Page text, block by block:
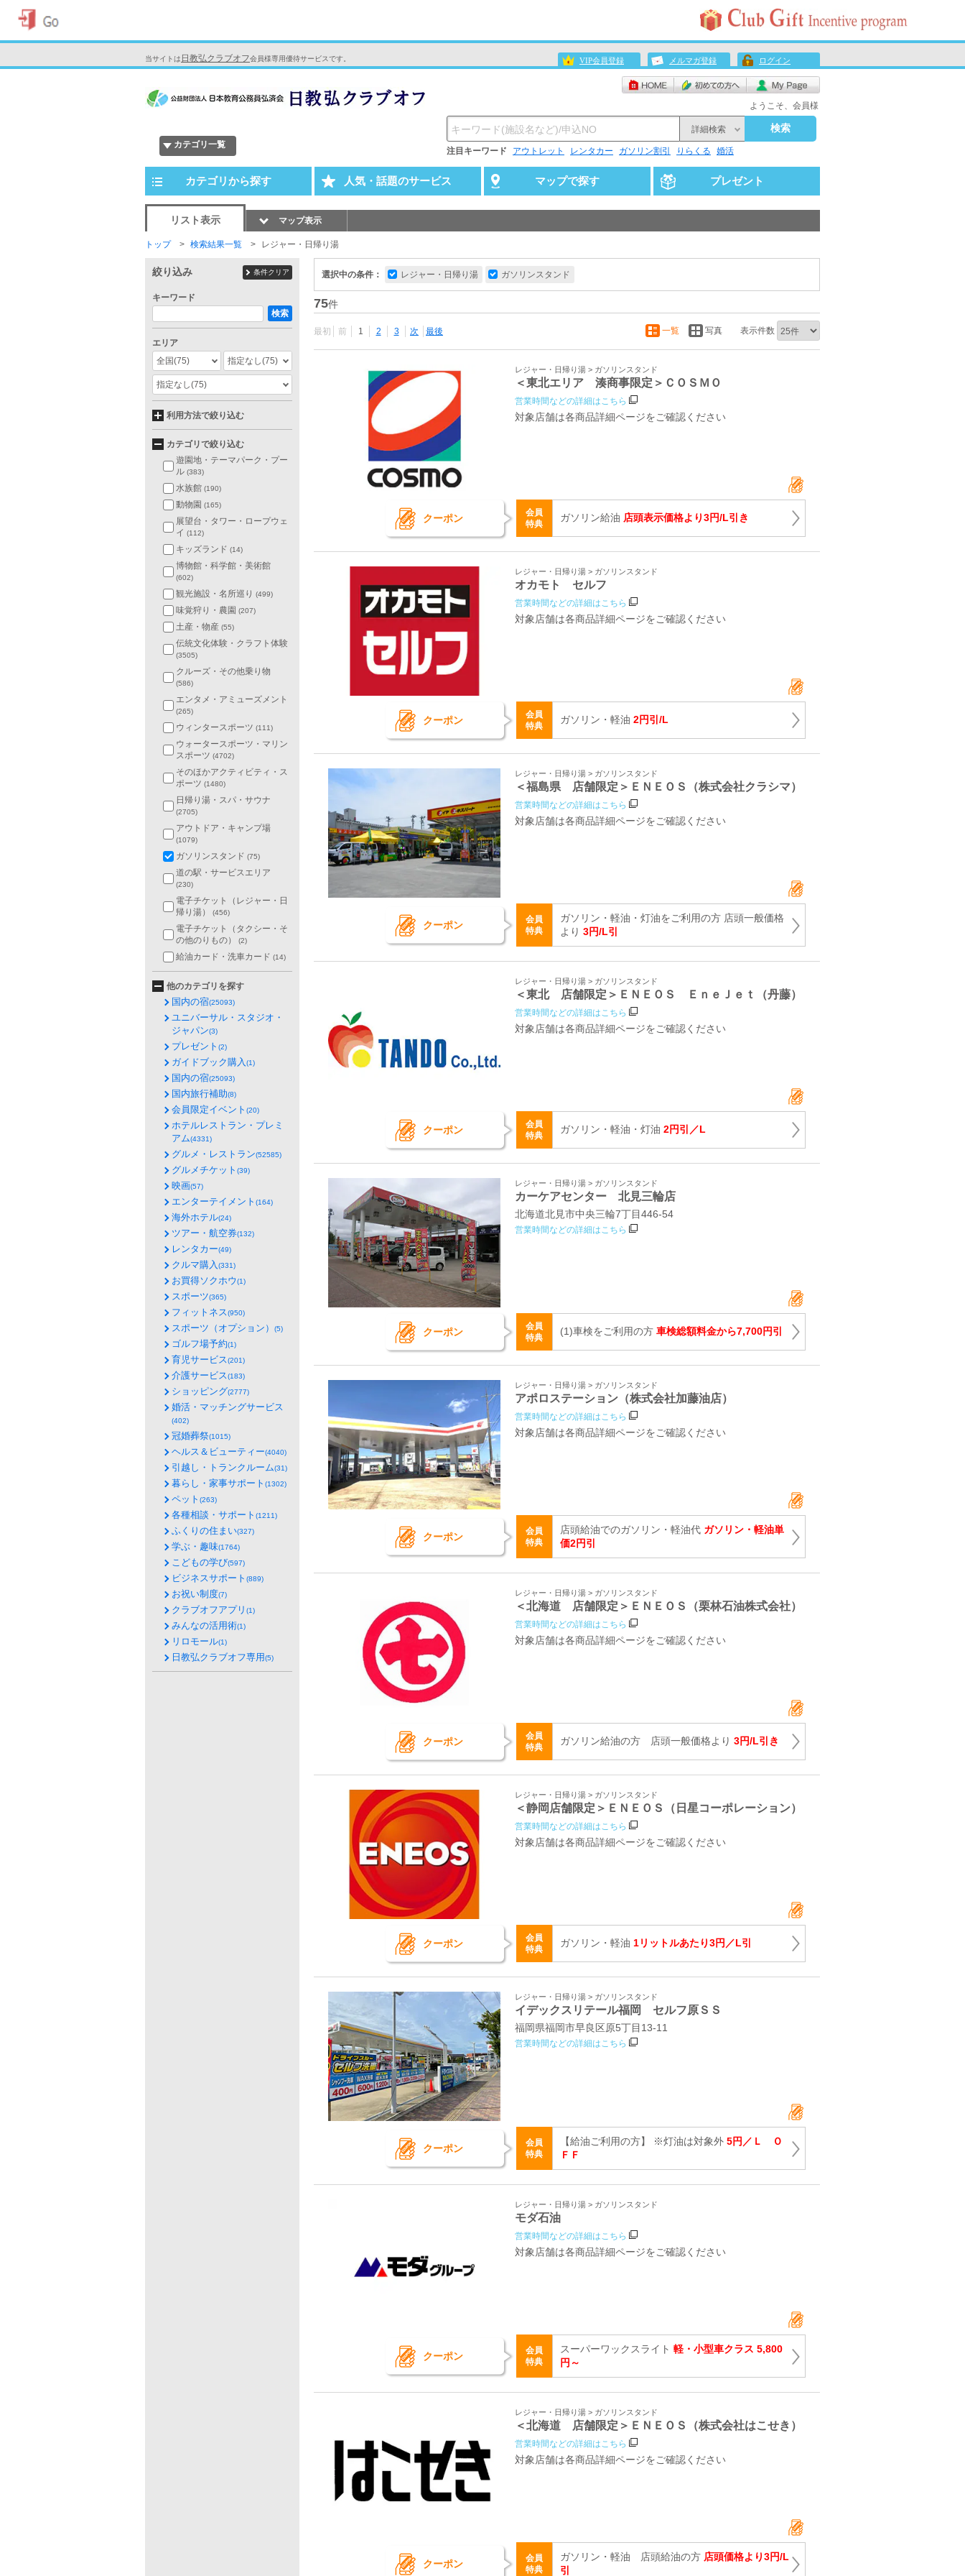
当サイトは 日教弘クラブオフ会員様専用優待サービスです。 VIP会員登録 メルマガ登録 ログイン
ようこそ、会員様
カテゴリ一覧
詳細検索 検索
注目キーワード アウトレット レンタカー ガソリン割引 りらくる 婚活
カテゴリから探す 人気・話題のサービス マップで探す プレゼント
リスト表示 マップ表示
トップ 検索結果一覧 レジャー・日帰り湯
選択中の条件： レジャー・日帰り湯 ガソリンスタンド
75件
最初 前 1 2 3 次 最後 一覧 写真 表示件数
レジャー・日帰り湯 > ガソリンスタンド
＜東北エリア 湊商事限定＞ＣＯＳＭＯ
営業時間などの詳細はこちら
対象店舗は各商品詳細ページをご確認ください
クーポン
会員
特典
ガソリン給油 店頭表示価格より3円/L引き
レジャー・日帰り湯 > ガソリンスタンド
オカモト セルフ
営業時間などの詳細はこちら
対象店舗は各商品詳細ページをご確認ください
クーポン
会員
特典
ガソリン・軽油 2円引/L
レジャー・日帰り湯 > ガソリンスタンド
＜福島県 店舗限定＞ＥＮＥＯＳ（株式会社クラシマ）
営業時間などの詳細はこちら
対象店舗は各商品詳細ページをご確認ください
クーポン
会員
特典
ガソリン・軽油・灯油をご利用の方 店頭一般価格
より 3円/L引
レジャー・日帰り湯 > ガソリンスタンド
＜東北 店舗限定＞ＥＮＥＯＳ ＥｎｅＪｅｔ（丹藤）
営業時間などの詳細はこちら
対象店舗は各商品詳細ページをご確認ください
クーポン
会員
特典
ガソリン・軽油・灯油 2円引／L
レジャー・日帰り湯 > ガソリンスタンド
カーケアセンター 北見三輪店
北海道北見市中央三輪7丁目446-54
営業時間などの詳細はこちら
クーポン
会員
特典
(1)車検をご利用の方 車検総額料金から7,700円引
レジャー・日帰り湯 > ガソリンスタンド
アポロステーション（株式会社加藤油店）
営業時間などの詳細はこちら
対象店舗は各商品詳細ページをご確認ください
クーポン
会員
特典
店頭給油でのガソリン・軽油代 ガソリン・軽油単
価2円引
レジャー・日帰り湯 > ガソリンスタンド
＜北海道 店舗限定＞ＥＮＥＯＳ（栗林石油株式会社）
営業時間などの詳細はこちら
対象店舗は各商品詳細ページをご確認ください
クーポン
会員
特典
ガソリン給油の方 店頭一般価格より 3円/L引き
レジャー・日帰り湯 > ガソリンスタンド
＜静岡店舗限定＞ＥＮＥＯＳ（日星コーポレーション）
営業時間などの詳細はこちら
対象店舗は各商品詳細ページをご確認ください
クーポン
会員
特典
ガソリン・軽油 1リットルあたり3円／L引
レジャー・日帰り湯 > ガソリンスタンド
イデックスリテール福岡 セルフ原ＳＳ
福岡県福岡市早良区原5丁目13-11
営業時間などの詳細はこちら
クーポン
会員
特典
【給油ご利用の方】 ※灯油は対象外 5円／Ｌ Ｏ
ＦＦ
レジャー・日帰り湯 > ガソリンスタンド
モダ石油
営業時間などの詳細はこちら
対象店舗は各商品詳細ページをご確認ください
クーポン
会員
特典
スーパーワックスライト 軽・小型車クラス 5,800
円～
レジャー・日帰り湯 > ガソリンスタンド
＜北海道 店舗限定＞ＥＮＥＯＳ（株式会社はこせき）
営業時間などの詳細はこちら
対象店舗は各商品詳細ページをご確認ください
クーポン
会員
特典
ガソリン・軽油 店頭給油の方 店頭価格より3円/L
引
絞り込み 条件クリア
キーワード
検索
エリア
全国(75) 指定なし(75)
指定なし(75)
利用方法で絞り込む
カテゴリで絞り込む
遊園地・テーマパーク・プー
ル (383)
水族館 (190)
動物園 (165)
展望台・タワー・ロープウェ
イ (112)
キッズランド (14)
博物館・科学館・美術館
(602)
観光施設・名所巡り (499)
味覚狩り・農園 (207)
土産・物産 (55)
伝統文化体験・クラフト体験
(3505)
クルーズ・その他乗り物
(586)
エンタメ・アミューズメント
(265)
ウィンタースポーツ (111)
ウォータースポーツ・マリン
スポーツ (4702)
そのほかアクティビティ・ス
ポーツ (1480)
日帰り湯・スパ・サウナ
(2705)
アウトドア・キャンプ場
(1079)
ガソリンスタンド (75)
道の駅・サービスエリア
(230)
電子チケット（レジャー・日
帰り湯）
(456)
電子チケット（タクシー・そ
の他のりもの）
(2)
給油カード・洗車カード (14)
他のカテゴリを探す
国内の宿(25093)
ユニバーサル・スタジオ・
ジャパン(3)
プレゼント (2)
ガイドブック購入(1)
国内の宿(25093)
国内旅行補助(8)
会員限定イベント (20)
ホテルレストラン・プレミ
アム(4331)
グルメ・レストラン(52585)
グルメチケット (39)
映画(57)
エンターテイメント (164)
海外ホテル(24)
ツアー・航空券(132)
レンタカー(49)
クルマ購入(331)
お買得ソクホウ(1)
スポーツ(365)
フィットネス(950)
スポーツ（オプション） (5)
ゴルフ場予約(1)
育児サービス(201)
介護サービス(183)
ショッピング(2777)
婚活・マッチングサービス
(402)
冠婚葬祭(1015)
ヘルス＆ビューティー(4040)
引越し・トランクルーム(31)
暮らし・家事サポート (1302)
ペット (263)
各種相談・サポート (1211)
ふくりの住まい(327)
学ぶ・趣味(1764)
こどもの学び(597)
ビジネスサポート (889)
お祝い制度(7)
クラブオフアプリ (1)
みんなの活用術(1)
リロモール(1)
日教弘クラブオフ専用(5)